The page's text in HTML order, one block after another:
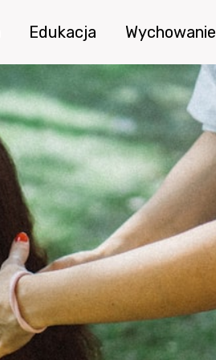
Edukacja Wychowanie